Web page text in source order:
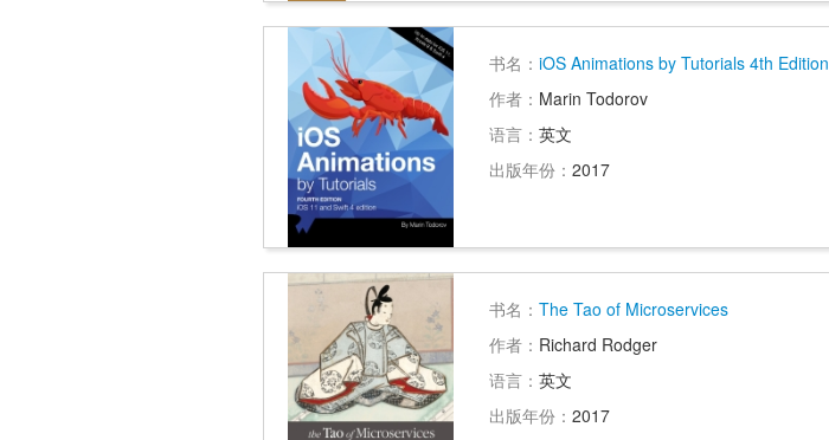
书名： iOS Animations by Tutorials 4th Edition
作者： Marin Todorov
语言： 英文
出版年份： 2017
书名： The Tao of Microservices
作者： Richard Rodger
语言： 英文
出版年份： 2017